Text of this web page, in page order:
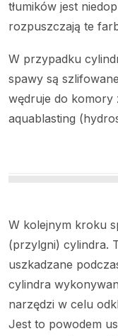
tłumików jest
rozpuszczają te
W przypadku
spawy są
wędruje do komory
aquablasting
W kolejnym kroku
(przylgni) cylindra.
uszkadzane
cylindra
narzędzi w celu
Jest to powodem